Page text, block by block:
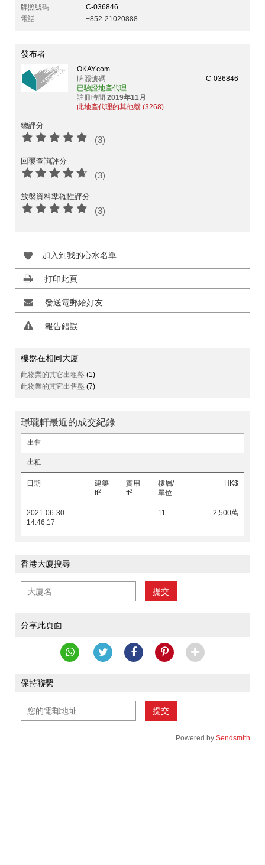
牌照號碼
C-036846
電話
+852-21020888
發布者
OKAY.com
牌照號碼
C-036846
已驗證地產代理
註冊時間 2019年11月
此地產代理的其他盤 (3268)
總評分
(3)
回覆查詢評分
(3)
放盤資料準確性評分
(3)
加入到我的心水名單
打印此頁
發送電郵給好友
報告錯誤
樓盤在相同大廈
此物業的其它出租盤 (1)
此物業的其它出售盤 (7)
璟瓏軒最近的成交紀錄
出售
出租
日期
建築
ft2
實用
ft2
樓層/
單位
HK$
2021-06-30
14:46:17
- - 11 2,500萬
香港大廈搜尋
提交
分享此頁面
保持聯繫
提交
Powered by Sendsmith